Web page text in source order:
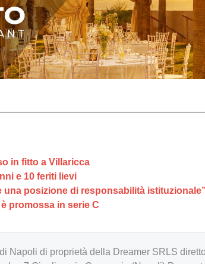
in fitto a Villaricca
e 10 feriti lievi
posizione di responsabilità istituzionale”
promossa in serie C
Napoli di proprietà della Dreamer SRLS